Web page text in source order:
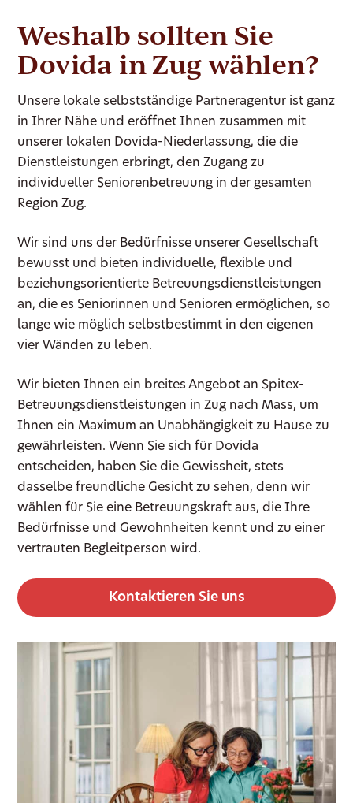
Weshalb sollten Sie
Dovida in Zug wählen?
Unsere lokale selbstständige Partneragentur ist ganz
in Ihrer Nähe und eröffnet Ihnen zusammen mit
unserer lokalen Dovida-Niederlassung, die die
Dienstleistungen erbringt, den Zugang zu
individueller Seniorenbetreuung in der gesamten
Region Zug.
Wir sind uns der Bedürfnisse unserer Gesellschaft
bewusst und bieten individuelle, flexible und
beziehungsorientierte Betreuungsdienstleistungen
an, die es Seniorinnen und Senioren ermöglichen, so
lange wie möglich selbstbestimmt in den eigenen
vier Wänden zu leben.
Wir bieten Ihnen ein breites Angebot an Spitex-
Betreuungsdienstleistungen in Zug nach Mass, um
Ihnen ein Maximum an Unabhängigkeit zu Hause zu
gewährleisten. Wenn Sie sich für Dovida
entscheiden, haben Sie die Gewissheit, stets
dasselbe freundliche Gesicht zu sehen, denn wir
wählen für Sie eine Betreuungskraft aus, die Ihre
Bedürfnisse und Gewohnheiten kennt und zu einer
vertrauten Begleitperson wird.
Kontaktieren Sie uns